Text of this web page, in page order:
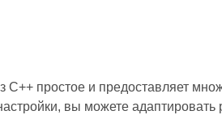
простое и предоставляет
вы можете адаптировать